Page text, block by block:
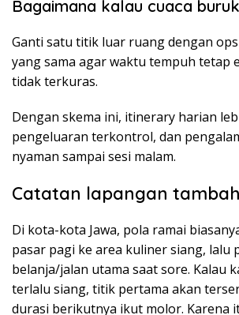
Bagaimana kalau cuaca
Ganti satu titik luar ruang dengan
yang sama agar waktu tempuh tetap
tidak terkuras.
Dengan skema ini, itinerary harian
pengeluaran terkontrol, dan
nyaman sampai sesi malam.
Catatan lapangan
Di kota-kota Jawa, pola ramai
pasar pagi ke area kuliner siang, lalu
belanja/jalan utama saat sore. Kalau
terlalu siang, titik pertama akan
durasi berikutnya ikut molor. Karena